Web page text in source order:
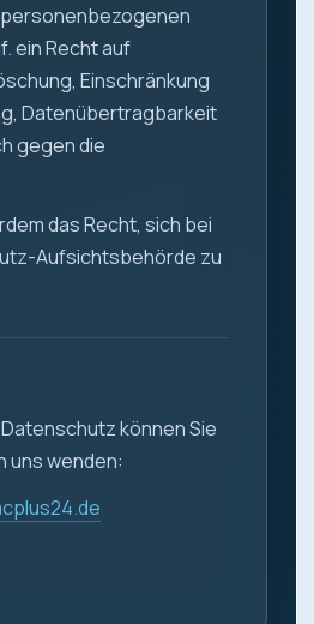
ein Recht auf
Einschränkung
Datenübertragbarkeit
gegen die
das Recht, sich bei
Aufsichtsbehörde zu
können Sie
uns wenden: